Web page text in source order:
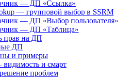
— ДП «Ссылка»
— групповой выбор в SSRM
— ДП «Выбор пользователя»
— ДП «Таблица»
прав на ДП
ДП
и примеры
и смарт
проблем